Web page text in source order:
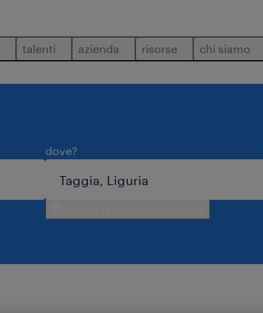
talenti azienda risorse chi siamo
dove?